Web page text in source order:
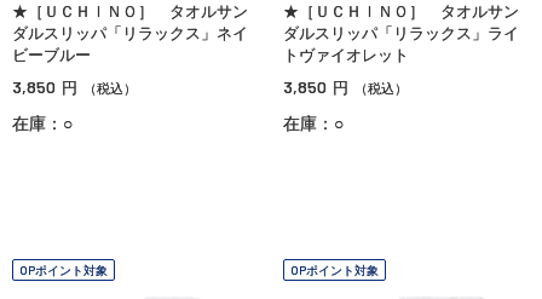
★［ＵＣＨＩＮＯ］ タオルサン
ダルスリッパ「リラックス」ネイ
ビーブルー
3,850 円 （税込）
在庫：○
★［ＵＣＨＩＮＯ］ タオルサン
ダルスリッパ「リラックス」ライ
トヴァイオレット
3,850 円 （税込）
在庫：○
OPポイント対象 OPポイント対象